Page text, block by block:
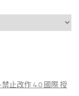
止改作 4.0 國際 授